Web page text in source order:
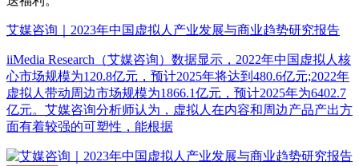
艾媒咨询｜2023年中国虚拟人产业发展与商业趋势研究报告
iiMedia Research（艾媒咨询）数据显示，2022年中国虚拟人核
心市场规模为120.8亿元，预计2025年将达到480.6亿元;2022年
虚拟人带动周边市场规模为1866.1亿元，预计2025年为6402.7
亿元。艾媒咨询分析师认为，虚拟人在内容和周边产品产出方
面有着较强的可塑性，能根据